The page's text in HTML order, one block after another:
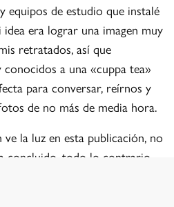
equipos de estudio que instalé
era lograr una imagen muy
retratados, así que
a una «cuppa tea»
para conversar, reírnos y
de no más de media hora.
la luz en esta publicación, no
concluido, todo lo contrario,